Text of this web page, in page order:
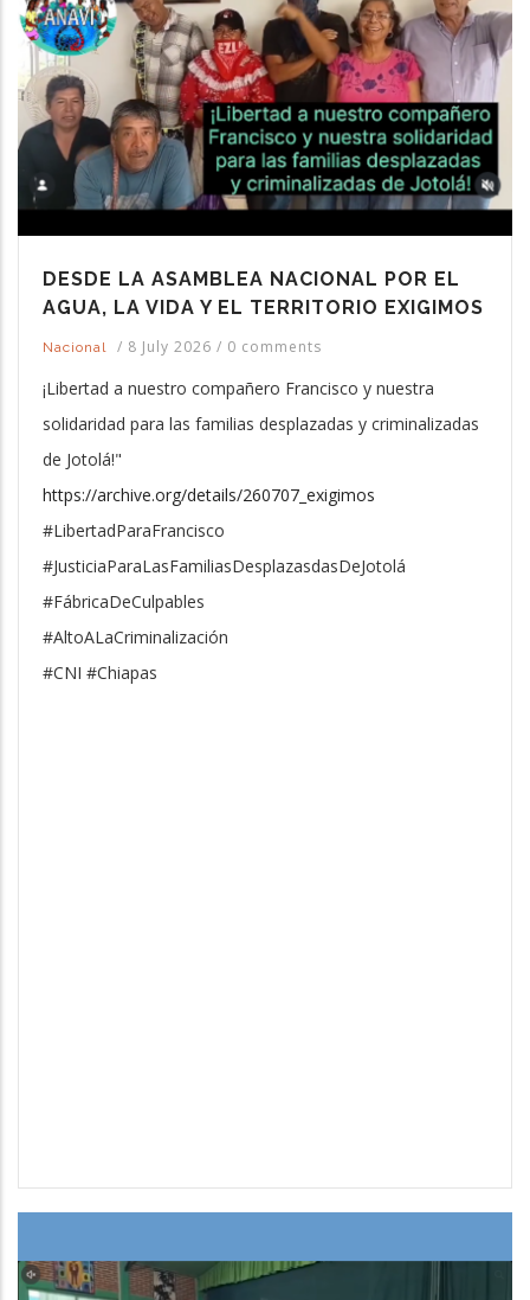
DESDE LA ASAMBLEA NACIONAL POR EL
AGUA, LA VIDA Y EL TERRITORIO EXIGIMOS
Nacional / 8 July 2026 / 0 comments
¡Libertad a nuestro compañero Francisco y nuestra
solidaridad para las familias desplazadas y criminalizadas
de Jotolá!"
https://archive.org/details/260707_exigimos
#LibertadParaFrancisco
#JusticiaParaLasFamiliasDesplazasdasDeJotolá
#FábricaDeCulpables
#AltoALaCriminalización
#CNI #Chiapas